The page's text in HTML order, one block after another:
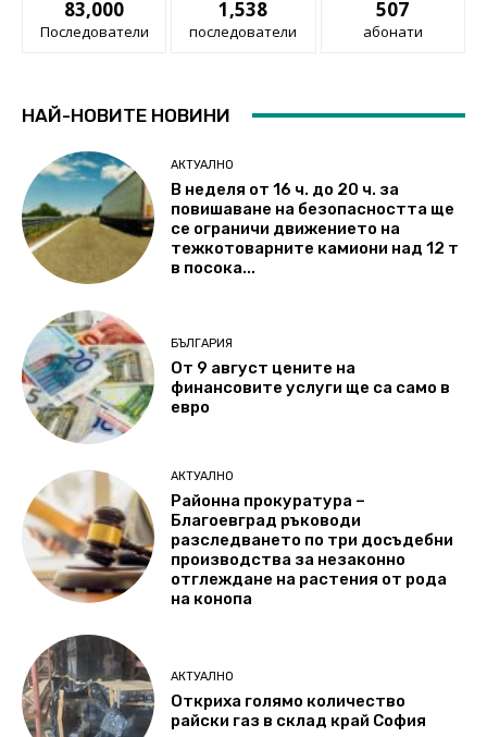
83,000
Последователи
1,538
последователи
507
абонати
НАЙ-НОВИТЕ НОВИНИ
АКТУАЛНО
В неделя от 16 ч. до 20 ч. за
повишаване на безопасността ще
се ограничи движението на
тежкотоварните камиони над 12 т
в посока...
БЪЛГАРИЯ
От 9 август цените на
финансовите услуги ще са само в
евро
АКТУАЛНО
Районна прокуратура –
Благоевград ръководи
разследването по три досъдебни
производства за незаконно
отглеждане на растения от рода
на конопа
АКТУАЛНО
Откриха голямо количество
райски газ в склад край София